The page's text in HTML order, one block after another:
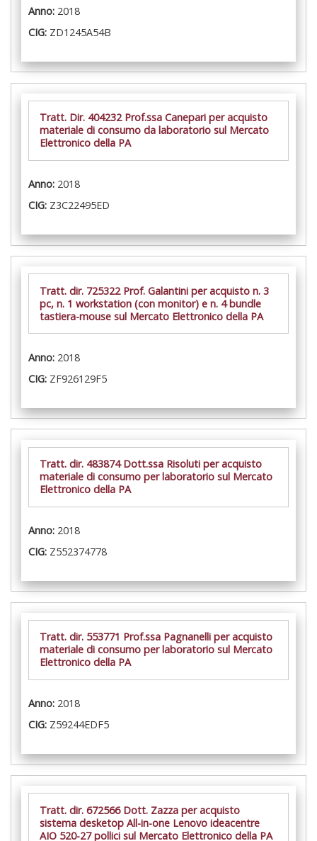
Anno: 2018
CIG: ZD1245A54B
Tratt. Dir. 404232 Prof.ssa Canepari per acquisto
materiale di consumo da laboratorio sul Mercato
Elettronico della PA
Anno: 2018
CIG: Z3C22495ED
Tratt. dir. 725322 Prof. Galantini per acquisto n. 3
pc, n. 1 workstation (con monitor) e n. 4 bundle
tastiera-mouse sul Mercato Elettronico della PA
Anno: 2018
CIG: ZF926129F5
Tratt. dir. 483874 Dott.ssa Risoluti per acquisto
materiale di consumo per laboratorio sul Mercato
Elettronico della PA
Anno: 2018
CIG: Z552374778
Tratt. dir. 553771 Prof.ssa Pagnanelli per acquisto
materiale di consumo per laboratorio sul Mercato
Elettronico della PA
Anno: 2018
CIG: Z59244EDF5
Tratt. dir. 672566 Dott. Zazza per acquisto
sistema desketop All-in-one Lenovo ideacentre
AIO 520-27 pollici sul Mercato Elettronico della PA